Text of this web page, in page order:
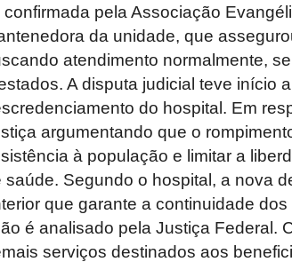
confirmada pela Associação
da unidade, que
atendimento normalmente,
A disputa judicial teve início
do hospital. Em
argumentando que o
à população e limitar a
saúde. Segundo o hospital, a nova
que garante a continuidade
é analisado pela Justiça Federal.
serviços destinados aos